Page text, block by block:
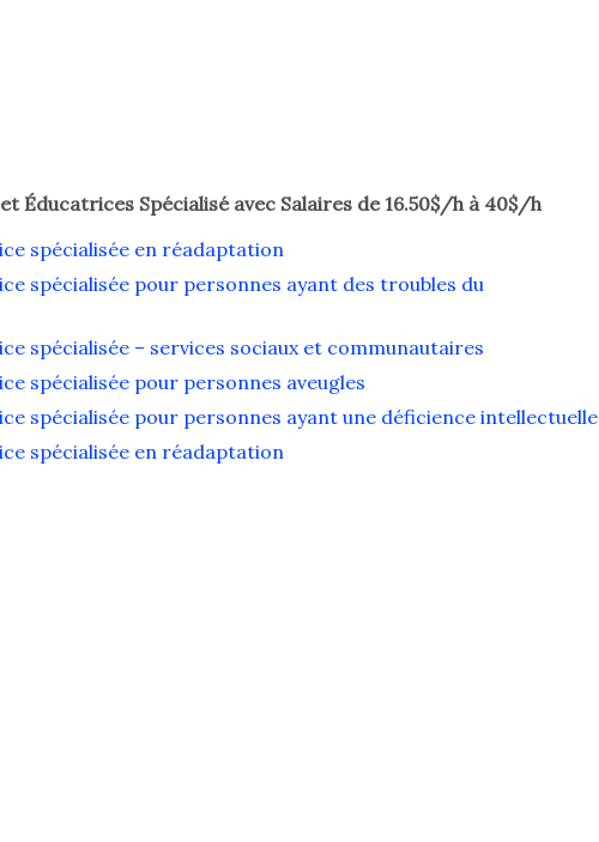
Éducatrices Spécialisé avec Salaires de 16.50$/h à 40$/h
spécialisée en réadaptation
spécialisée pour personnes ayant des troubles du
spécialisée – services sociaux et communautaires
spécialisée pour personnes aveugles
spécialisée pour personnes ayant une déficience intellectuelle
spécialisée en réadaptation